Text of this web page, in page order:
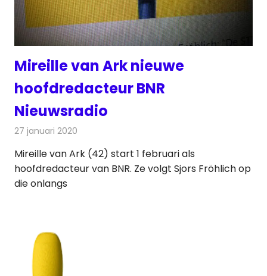
Mireille van Ark nieuwe
hoofdredacteur BNR
Nieuwsradio
27 januari 2020
Mireille van Ark (42) start 1 februari als
hoofdredacteur van BNR. Ze volgt Sjors Fröhlich op
die onlangs